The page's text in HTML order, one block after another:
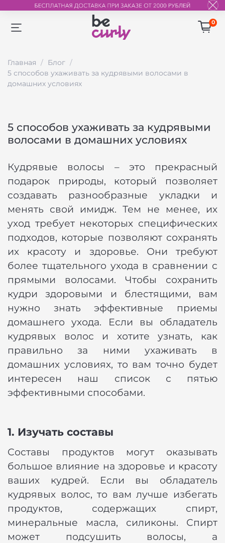
0
Главная
Блог
5 способов ухаживать за кудрявыми волосами в
домашних условиях
5 способов ухаживать за кудрявыми
волосами в домашних условиях
Кудрявые волосы – это прекрасный
подарок природы, который позволяет
создавать разнообразные укладки и
менять свой имидж. Тем не менее, их
уход требует некоторых специфических
подходов, которые позволяют сохранять
их красоту и здоровье. Они требуют
более тщательного ухода в сравнении с
прямыми волосами. Чтобы сохранить
кудри здоровыми и блестящими, вам
нужно знать эффективные приемы
домашнего ухода. Если вы обладатель
кудрявых волос и хотите узнать, как
правильно за ними ухаживать в
домашних условиях, то вам точно будет
интересен наш список с пятью
эффективными способами.
1. Изучать составы
Составы продуктов могут оказывать
большое влияние на здоровье и красоту
ваших кудрей. Если вы обладатель
кудрявых волос, то вам лучше избегать
продуктов, содержащих спирт,
минеральные масла, силиконы. Спирт
может подсушить волосы, а